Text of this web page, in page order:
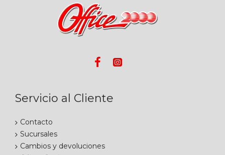
Servicio al Cliente
Contacto
Sucursales
Cambios y devoluciones